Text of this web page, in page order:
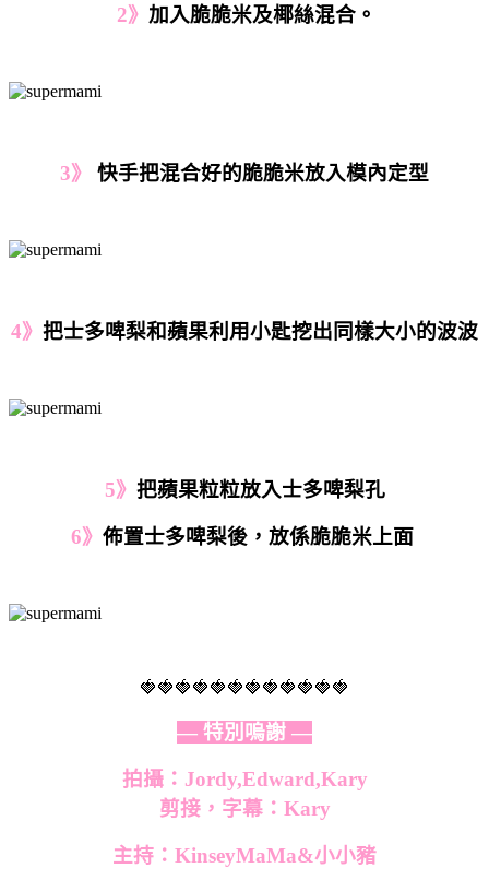
2》 加入脆脆米及椰絲混合 。
3》 快手把混合好的脆脆米放入模內定型
4》 把士多啤梨和蘋果利用小匙挖出同樣大小的波波
5》 把蘋果粒粒放入士多啤梨孔
6》 佈置士多啤梨後，放係脆脆米上面
🍓🍓🍓🍓🍓🍓🍓🍓🍓🍓🍓🍓
— 特別嗚謝 —
拍攝：Jordy,Edward,Kary
剪接，字幕： Kary
主持：KinseyMaMa&小小豬